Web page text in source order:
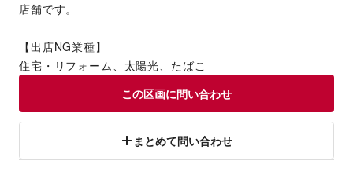
店舗です。
【出店NG業種】
住宅・リフォーム、太陽光、たばこ
この区画に問い合わせ
まとめて問い合わせ